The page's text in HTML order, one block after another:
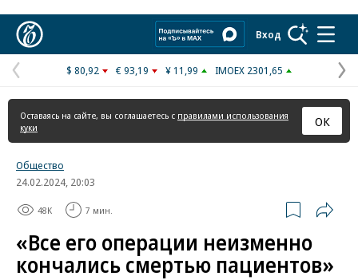
Вход
Предыдущая
страница
$ 80,92 € 93,19 ¥ 11,99 IMOEX 2301,65
Оставаясь на сайте, вы соглашаетесь с правилами использования
куки
ОК
Общество
24.02.2024, 20:03
48K 7 мин.
«Все его операции неизменно
кончались смертью пациентов»